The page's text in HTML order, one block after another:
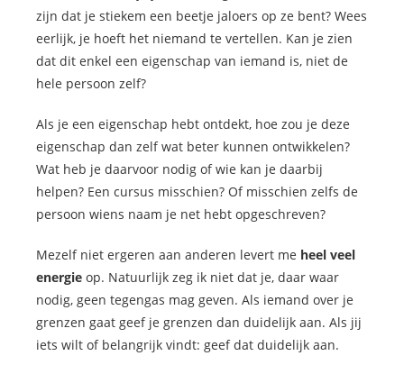
zijn dat je stiekem een beetje jaloers op ze bent? Wees
eerlijk, je hoeft het niemand te vertellen. Kan je zien
dat dit enkel een eigenschap van iemand is, niet de
hele persoon zelf?
Als je een eigenschap hebt ontdekt, hoe zou je deze
eigenschap dan zelf wat beter kunnen ontwikkelen?
Wat heb je daarvoor nodig of wie kan je daarbij
helpen? Een cursus misschien? Of misschien zelfs de
persoon wiens naam je net hebt opgeschreven?
Mezelf niet ergeren aan anderen levert me heel veel
energie op. Natuurlijk zeg ik niet dat je, daar waar
nodig, geen tegengas mag geven. Als iemand over je
grenzen gaat geef je grenzen dan duidelijk aan. Als jij
iets wilt of belangrijk vindt: geef dat duidelijk aan.